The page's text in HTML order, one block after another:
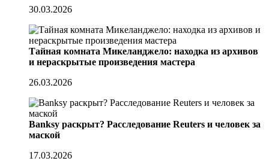
30.03.2026
Тайная комната Микеланджело: находка из архивов
и нераскрытые произведения мастера
26.03.2026
Banksy раскрыт? Расследование Reuters и человек за
маской
17.03.2026